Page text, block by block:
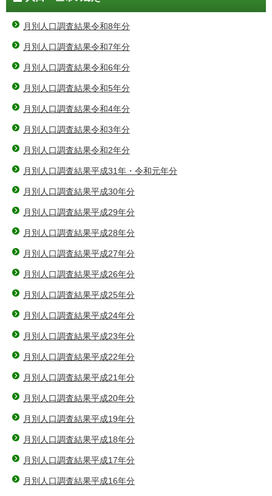
月別人口調査結果令和8年分
月別人口調査結果令和7年分
月別人口調査結果令和6年分
月別人口調査結果令和5年分
月別人口調査結果令和4年分
月別人口調査結果令和3年分
月別人口調査結果令和2年分
月別人口調査結果平成31年・令和元年分
月別人口調査結果平成30年分
月別人口調査結果平成29年分
月別人口調査結果平成28年分
月別人口調査結果平成27年分
月別人口調査結果平成26年分
月別人口調査結果平成25年分
月別人口調査結果平成24年分
月別人口調査結果平成23年分
月別人口調査結果平成22年分
月別人口調査結果平成21年分
月別人口調査結果平成20年分
月別人口調査結果平成19年分
月別人口調査結果平成18年分
月別人口調査結果平成17年分
月別人口調査結果平成16年分